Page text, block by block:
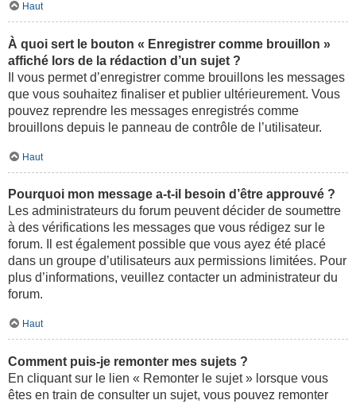
Haut
À quoi sert le bouton « Enregistrer comme brouillon »
affiché lors de la rédaction d’un sujet ?
Il vous permet d’enregistrer comme brouillons les messages
que vous souhaitez finaliser et publier ultérieurement. Vous
pouvez reprendre les messages enregistrés comme
brouillons depuis le panneau de contrôle de l’utilisateur.
Haut
Pourquoi mon message a-t-il besoin d’être approuvé ?
Les administrateurs du forum peuvent décider de soumettre
à des vérifications les messages que vous rédigez sur le
forum. Il est également possible que vous ayez été placé
dans un groupe d’utilisateurs aux permissions limitées. Pour
plus d’informations, veuillez contacter un administrateur du
forum.
Haut
Comment puis-je remonter mes sujets ?
En cliquant sur le lien « Remonter le sujet » lorsque vous
êtes en train de consulter un sujet, vous pouvez remonter